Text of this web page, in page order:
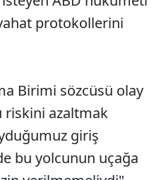
protokollerini
Birimi sözcüsü olay
riskini azaltmak
giriş
bu yolcunun uçağa